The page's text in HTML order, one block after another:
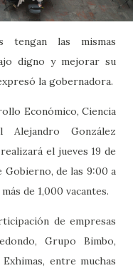
tengan las mismas
digno y mejorar su
la gobernadora.
Económico, Ciencia
Alejandro González
el jueves 19 de
de las 9:00 a
de 1,000 vacantes.
de empresas
Grupo Bimbo,
entre muchas